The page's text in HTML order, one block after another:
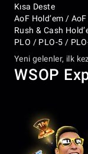
Kısa Deste
AoF Hold’em /
Rush & Cash
PLO / PLO-5 /
Yeni gelenler, ilk
WSOP